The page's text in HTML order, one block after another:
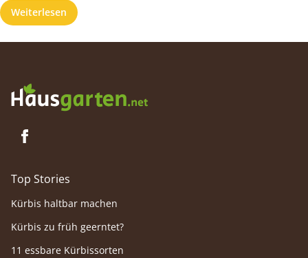
Weiterlesen
Top Stories
Kürbis haltbar machen
Kürbis zu früh geerntet?
11 essbare Kürbissorten